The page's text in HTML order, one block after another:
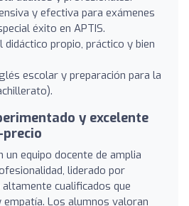
y efectiva para exámenes
éxito en APTIS.
didáctico propio, práctico y bien
escolar y preparación para la
y excelente
un equipo docente de amplia
liderado por
cualificados que
Los alumnos valoran